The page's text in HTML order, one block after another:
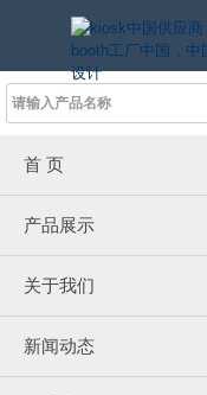
首 页
产品展示
关于我们
新闻动态